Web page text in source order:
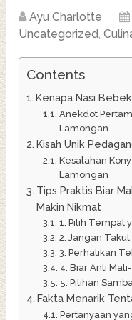
Ayu Charlotte
Uncategorized,
Contents
Kenapa Nasi
Anekdot
Lamongan
Kisah Unik
Kesalahan
Lamongan
Tips Praktis Biar
Makin Nikmat
1. Pilih Tempat
2. Jangan
3. Perhatikan
4. Biar Anti
5. Pilihan
Fakta Menarik
Pertanyaan